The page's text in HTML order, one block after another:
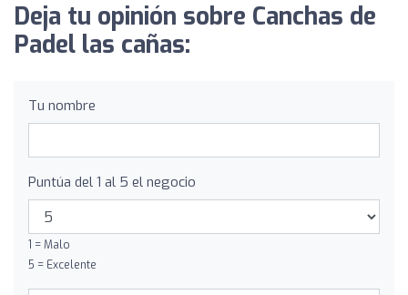
Deja tu opinión sobre Canchas de
Padel las cañas:
Tu nombre
Puntúa del 1 al 5 el negocio
1 = Malo
5 = Excelente